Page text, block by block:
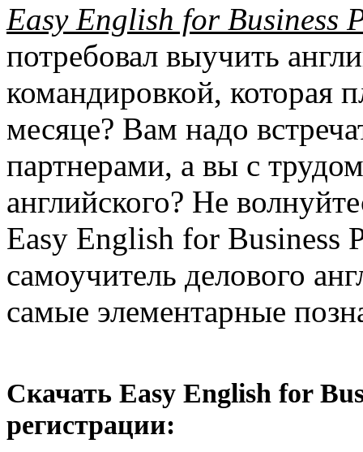
Easy English for Business
потребовал выучить
командировкой, которая
месяце? Вам надо
партнерами, а вы с
английского? Не
Easy English for Business
самоучитель делового
самые элементарные
Скачать Easy English for
регистрации: